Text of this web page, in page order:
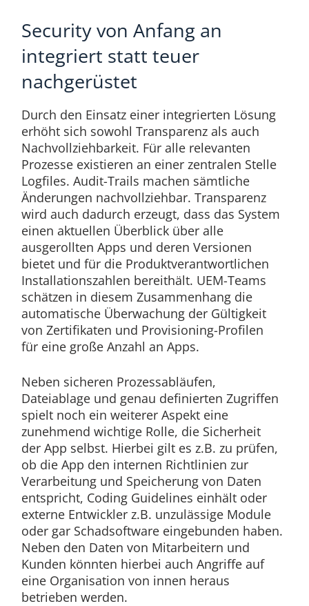
Security von Anfang an
integriert statt teuer
nachgerüstet
Durch den Einsatz einer integrierten Lösung
erhöht sich sowohl Transparenz als auch
Nachvollziehbarkeit. Für alle relevanten
Prozesse existieren an einer zentralen Stelle
Logfiles. Audit-Trails machen sämtliche
Änderungen nachvollziehbar. Transparenz
wird auch dadurch erzeugt, dass das System
einen aktuellen Überblick über alle
ausgerollten Apps und deren Versionen
bietet und für die Produktverantwortlichen
Installationszahlen bereithält. UEM-Teams
schätzen in diesem Zusammenhang die
automatische Überwachung der Gültigkeit
von Zertifikaten und Provisioning-Profilen
für eine große Anzahl an Apps.
Neben sicheren Prozessabläufen,
Dateiablage und genau definierten Zugriffen
spielt noch ein weiterer Aspekt eine
zunehmend wichtige Rolle, die Sicherheit
der App selbst. Hierbei gilt es z.B. zu prüfen,
ob die App den internen Richtlinien zur
Verarbeitung und Speicherung von Daten
entspricht, Coding Guidelines einhält oder
externe Entwickler z.B. unzulässige Module
oder gar Schadsoftware eingebunden haben.
Neben den Daten von Mitarbeitern und
Kunden könnten hierbei auch Angriffe auf
eine Organisation von innen heraus
betrieben werden.